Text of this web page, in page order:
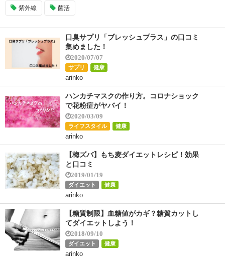
紫外線 菌活
口臭サプリ「ブレッシュプラス」の口コミ
集めました！
2020/07/07
サプリ 健康
arinko
ハンカチマスクの作り方。コロナショック
で花粉症がヤバイ！
2020/03/09
ライフスタイル 健康
arinko
【梅ズバ】もち麦ダイエットレシピ！効果
と口コミ
2019/01/19
ダイエット 健康
arinko
【糖質制限】血糖値がカギ？糖質カットし
てダイエットしよう！
2018/09/10
ダイエット 健康
arinko